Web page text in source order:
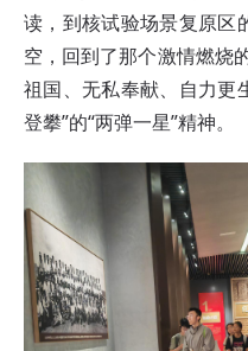
读，到核试验场景复原区
空，回到了那个激情燃烧
祖国、无私奉献、自力更
登攀”的“两弹一星”精神。